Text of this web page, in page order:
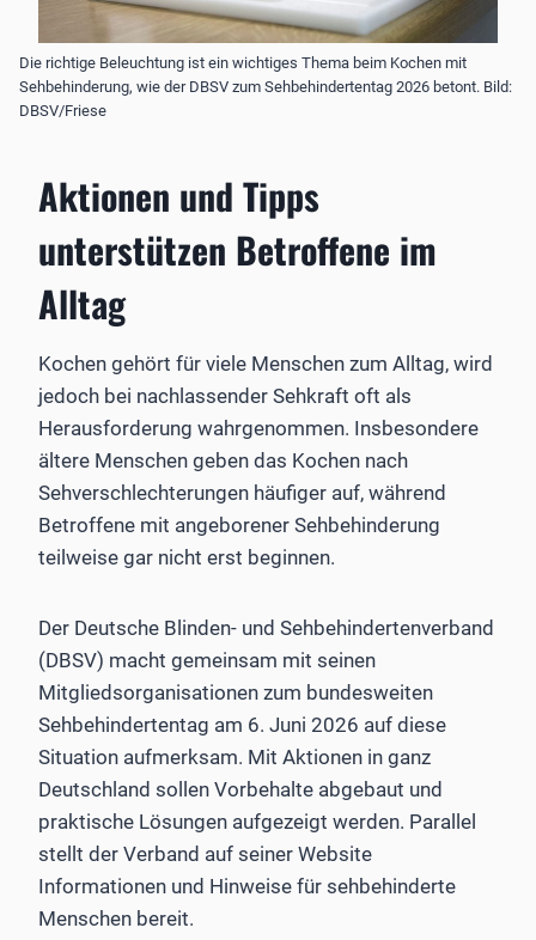
Die richtige Beleuchtung ist ein wichtiges Thema beim Kochen mit
Sehbehinderung, wie der DBSV zum Sehbehindertentag 2026 betont. Bild:
DBSV/Friese
Aktionen und Tipps
unterstützen Betroffene im
Alltag
Kochen gehört für viele Menschen zum Alltag, wird
jedoch bei nachlassender Sehkraft oft als
Herausforderung wahrgenommen. Insbesondere
ältere Menschen geben das Kochen nach
Sehverschlechterungen häufiger auf, während
Betroffene mit angeborener Sehbehinderung
teilweise gar nicht erst beginnen.
Der Deutsche Blinden- und Sehbehindertenverband
(DBSV) macht gemeinsam mit seinen
Mitgliedsorganisationen zum bundesweiten
Sehbehindertentag am 6. Juni 2026 auf diese
Situation aufmerksam. Mit Aktionen in ganz
Deutschland sollen Vorbehalte abgebaut und
praktische Lösungen aufgezeigt werden. Parallel
stellt der Verband auf seiner Website
Informationen und Hinweise für sehbehinderte
Menschen bereit.